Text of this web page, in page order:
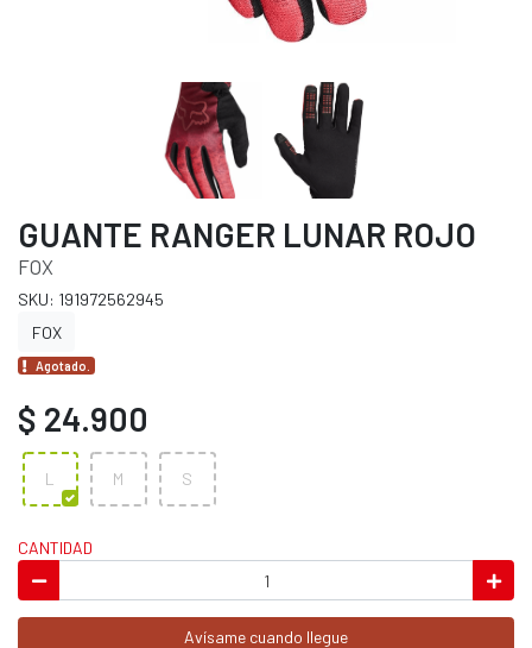
GUANTE RANGER LUNAR ROJO
FOX
SKU: 191972562945
FOX
Agotado.
$ 24.900
L M S
CANTIDAD
Avísame cuando llegue